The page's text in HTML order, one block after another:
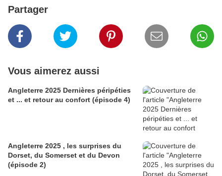
Partager
Vous aimerez aussi
Angleterre 2025 Dernières péripéties
et ... et retour au confort (épisode 4)
Angleterre 2025 , les surprises du
Dorset, du Somerset et du Devon
(épisode 2)